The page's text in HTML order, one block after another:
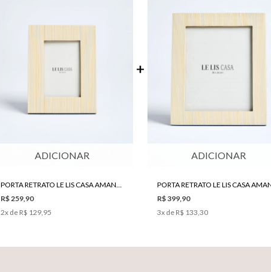
ADICIONAR
PORTA RETRATO LE LIS CASA AMANDA P
R$ 259,90
2x de R$ 129,95
ADICIONAR
R$ 399,90
3x de R$ 133,30